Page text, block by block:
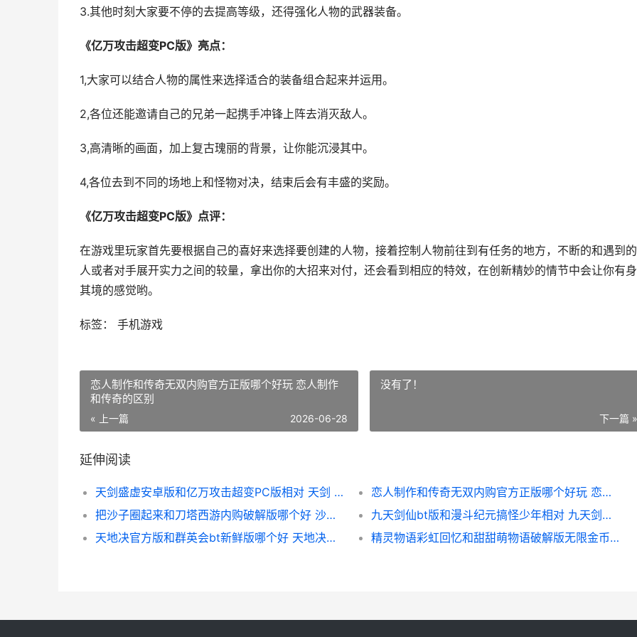
3.其他时刻大家要不停的去提高等级，还得强化人物的武器装备。
《亿万攻击超变PC版》亮点：
1,大家可以结合人物的属性来选择适合的装备组合起来并运用。
2,各位还能邀请自己的兄弟一起携手冲锋上阵去消灭敌人。
3,高清晰的画面，加上复古瑰丽的背景，让你能沉浸其中。
4,各位去到不同的场地上和怪物对决，结束后会有丰盛的奖励。
《亿万攻击超变PC版》点评：
在游戏里玩家首先要根据自己的喜好来选择要创建的人物，接着控制人物前往到有任务的地方，不断的和遇到
人或者对手展开实力之间的较量，拿出你的大招来对付，还会看到相应的特效，在创新精妙的情节中会让你有
其境的感觉哟。
标签： 手机游戏
恋人制作和传奇无双内购官方正版哪个好玩 恋人制作
和传奇的区别
« 上一篇 2026-06-28
没有了！
下一篇 »
延伸阅读
天剑盛虚安卓版和亿万攻击超变PC版相对 天剑 下载
恋人制作和传奇无双内购官方正版哪个好玩 恋人制作和传奇的区别
把沙子圈起来和刀塔西游内购破解版哪个好 沙子可以堆成什么形状
九天剑仙bt版和漫斗纪元搞怪少年相对 九天剑仙女主
天地决官方版和群英会bt新鲜版哪个好 天地决游戏
精灵物语彩虹回忆和甜甜萌物语破解版无限金币钻石版相对 精灵物语视频